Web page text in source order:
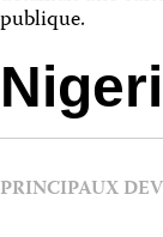
publique.
PRINCIPAUX